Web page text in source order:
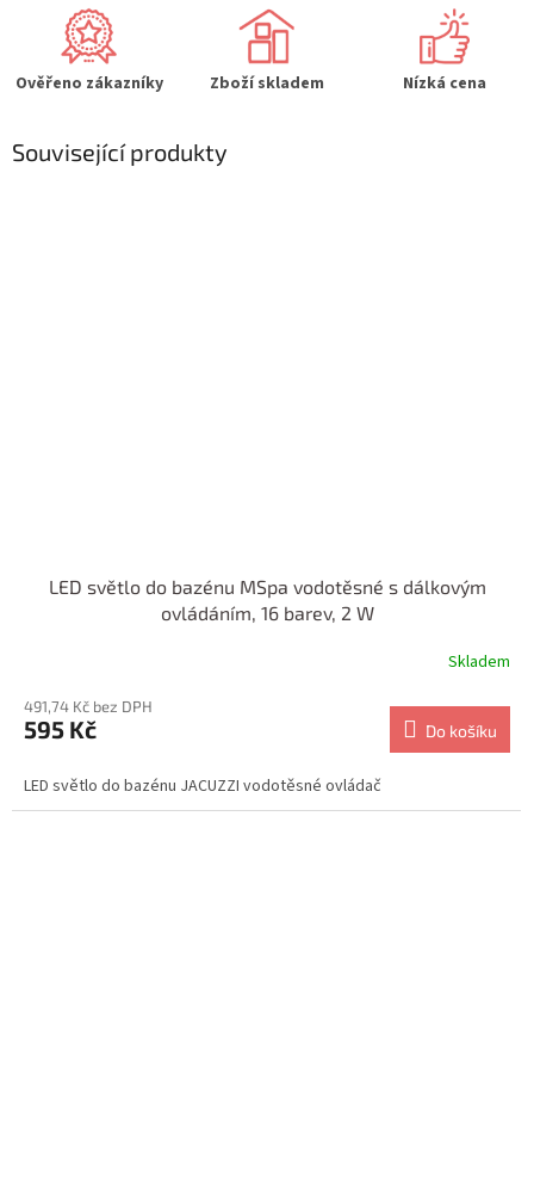
Ověřeno zákazníky Zboží skladem Nízká cena
Související produkty
LED světlo do bazénu MSpa vodotěsné s dálkovým
ovládáním, 16 barev, 2 W
Skladem
491,74 Kč bez DPH
595 Kč Do košíku
LED světlo do bazénu JACUZZI vodotěsné ovládač